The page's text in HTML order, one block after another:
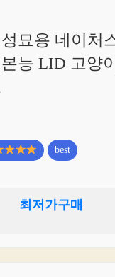
묘용 네이처
능 LID 고양
best
최저가구매